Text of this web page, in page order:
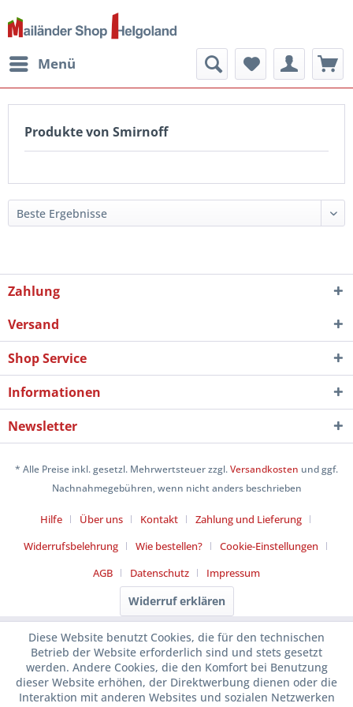
Menü
Produkte von Smirnoff
Zahlung
Versand
Shop Service
Informationen
Newsletter
* Alle Preise inkl. gesetzl. Mehrwertsteuer zzgl.Versandkosten und ggf.
Nachnahmegebühren, wenn nicht anders beschrieben
Hilfe Über uns Kontakt
Zahlung und Lieferung
Widerrufsbelehrung
Wie bestellen?
Cookie-Einstellungen
AGB
Datenschutz Impressum
Widerruf erklären
Diese Website benutzt Cookies, die für den technischen
Betrieb der Website erforderlich sind und stets gesetzt
werden. Andere Cookies, die den Komfort bei Benutzung
dieser Website erhöhen, der Direktwerbung dienen oder die
Interaktion mit anderen Websites und sozialen Netzwerken